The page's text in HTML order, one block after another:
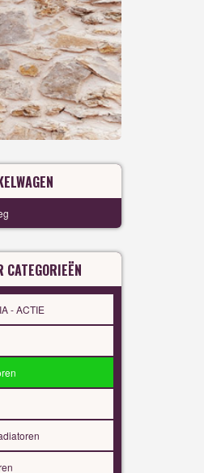
CATEGORIEËN
- ACTIE